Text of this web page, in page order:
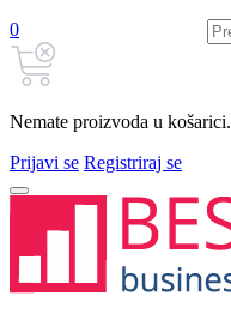
0
Nemate proizvoda u košarici.
Prijavi se Registriraj se